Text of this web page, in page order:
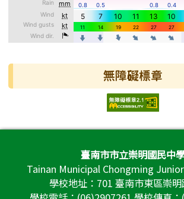
無障礙標章
頁尾區域內容臺南市市立崇明國民中
Tainan Municipal Chongming
學校地址：701 臺南市東區崇